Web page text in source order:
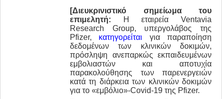
ΟΙΚΟΝΟΜΙΑ
ΠΌΛΕΜΟΣ ΟΥΚΡΑΝΊΑ
[Διευκρινιστικό σημείωμα του
επιμελητή:
H εταιρεία Ventavia
Research Group, υπεργολάβος της
Pfizer, κατηγορείται για παραποίηση
δεδομένων των κλινικών δοκιμών,
πρόσληψη ανεπαρκώς εκπαιδευμένων
εμβολιαστών και αποτυχία
παρακολούθησης των παρενεργειών
κατά τη διάρκεια των κλινικών δοκιμών
για το «εμβόλιο»-Covid-19 της Pfizer.